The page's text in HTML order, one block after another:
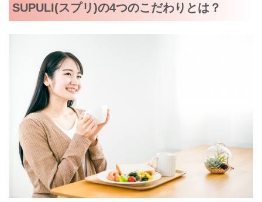
SUPULI(スプリ)の4つのこだわりとは？